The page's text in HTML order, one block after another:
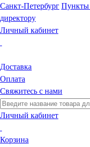
Санкт-Петербург Пункты
директору
Личный кабинет
Доставка
Оплата
Свяжитесь с нами
Личный кабинет
Корзина